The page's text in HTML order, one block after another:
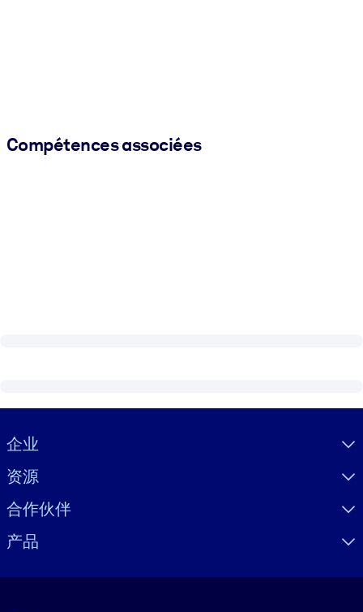
Compétences associées
Visually hidden Text
企业
资源
合作伙伴
产品